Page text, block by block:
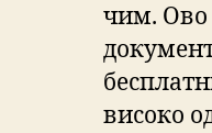
чим. Ово
високо